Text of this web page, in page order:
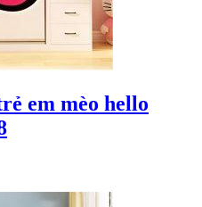
em mèo hello